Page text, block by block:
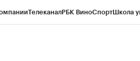
ТелеканалРБК ВиноСпортШкола